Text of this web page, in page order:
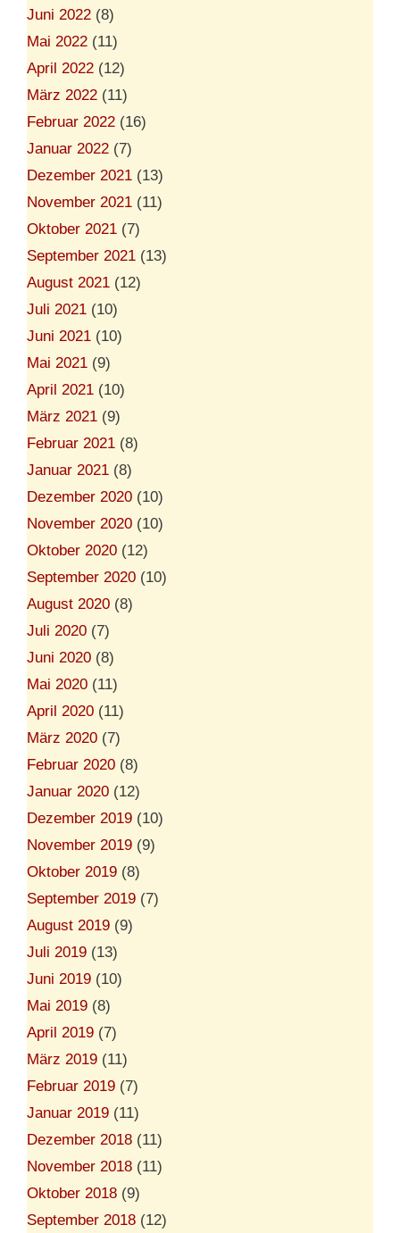
Juni 2022 (8)
Mai 2022 (11)
April 2022 (12)
März 2022 (11)
Februar 2022 (16)
Januar 2022 (7)
Dezember 2021 (13)
November 2021 (11)
Oktober 2021 (7)
September 2021 (13)
August 2021 (12)
Juli 2021 (10)
Juni 2021 (10)
Mai 2021 (9)
April 2021 (10)
März 2021 (9)
Februar 2021 (8)
Januar 2021 (8)
Dezember 2020 (10)
November 2020 (10)
Oktober 2020 (12)
September 2020 (10)
August 2020 (8)
Juli 2020 (7)
Juni 2020 (8)
Mai 2020 (11)
April 2020 (11)
März 2020 (7)
Februar 2020 (8)
Januar 2020 (12)
Dezember 2019 (10)
November 2019 (9)
Oktober 2019 (8)
September 2019 (7)
August 2019 (9)
Juli 2019 (13)
Juni 2019 (10)
Mai 2019 (8)
April 2019 (7)
März 2019 (11)
Februar 2019 (7)
Januar 2019 (11)
Dezember 2018 (11)
November 2018 (11)
Oktober 2018 (9)
September 2018 (12)